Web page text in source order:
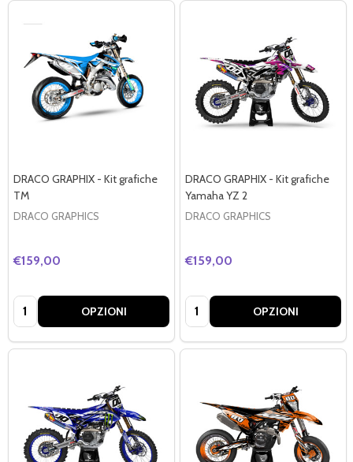
DRACO GRAPHIX - Kit grafiche
TM
DRACO GRAPHICS
€159,00
Quantità: OPZIONI
DRACO GRAPHIX - Kit grafiche
Yamaha YZ 2
DRACO GRAPHICS
€159,00
Quantità: OPZIONI